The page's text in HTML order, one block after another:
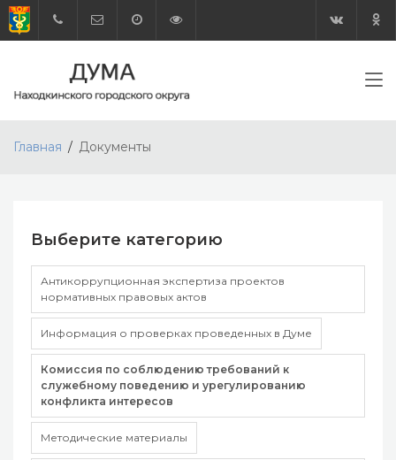
Главная Документы
Выберите категорию
Антикоррупционная экспертиза проектов
нормативных правовых актов
Информация о проверках проведенных в Думе
Комиссия по соблюдению требований к
служебному поведению и урегулированию
конфликта интересов
Методические материалы